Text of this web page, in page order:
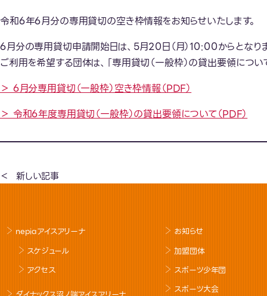
令和6年6月分の専用貸切の空き枠情報をお知らせいたします。
6月分の専用貸切申請開始日は、5月20日（月）10:00からとなり
ご利用を希望する団体は、「専用貸切（一般枠）の貸出要領につ
＞ 6月分専用貸切（一般枠）空き枠情報（PDF）
＞ 令和6年度専用貸切（一般枠）の貸出要領について（PDF）
新しい記事
nepiaアイスアリーナ
スケジュール
アクセス
お知らせ
加盟団体
スポーツ少年団
スポーツ大会